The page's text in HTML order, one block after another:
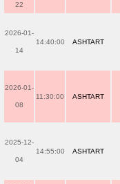
22
2026-01-
14
14:40:00 ASHTART
2026-01-
08
11:30:00 ASHTART
2025-12-
04
14:55:00 ASHTART